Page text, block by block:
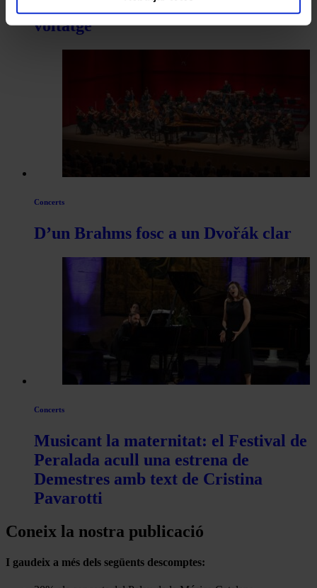
Una inauguració simfònica d’alt
voltatge
Concerts
D’un Brahms fosc a un Dvořák clar
Concerts
Musicant la maternitat: el Festival de
Peralada acull una estrena de
Demestres amb text de Cristina
Pavarotti
Coneix la nostra publicació
I gaudeix a més dels següents descomptes: